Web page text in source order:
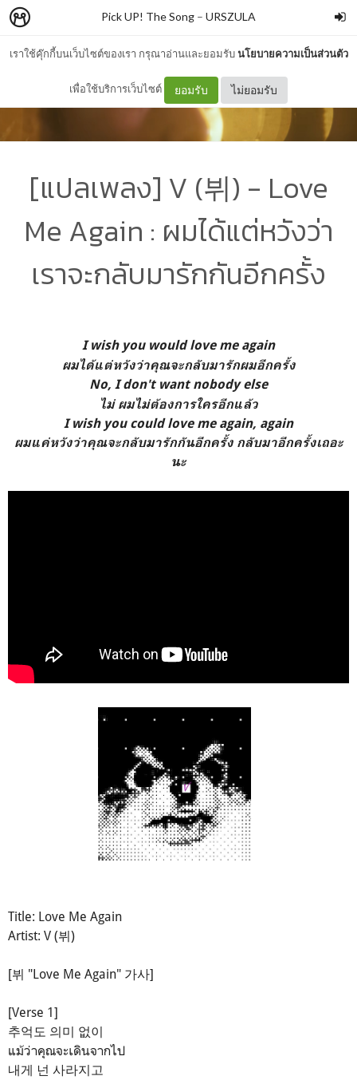
เราใช้คุ๊กกี้บนเว็บไซต์ของเรา กรุณาอ่านและยอมรับนโยบายความเป็นส่วนตัว
เพื่อใช้บริการเว็บไซต์ ยอมรับ ไม่ยอมรับ
Pick UP! The Song – URSZULA
[แปลเพลง] V (뷔) - Love
Me Again : ผมได้แต่หวังว่า
เราจะกลับมารักกันอีกครั้ง
I wish you would love me again
ผมได้แต่หวังว่าคุณจะกลับมารักผมอีกครั้ง
No, I don't want nobody else
ไม่ ผมไม่ต้องการใครอีกแล้ว
I wish you could love me again, again
ผมแค่หวังว่าคุณจะกลับมารักกันอีกครั้ง กลับมาอีกครั้งเถอะ
นะ
Title: Love Me Again
Artist: V (뷔)
[뷔 "Love Me Again" 가사]
[Verse 1]
추억도 의미 없이
แม้ว่าคุณจะเดินจากไป
내게 넌 사라지고